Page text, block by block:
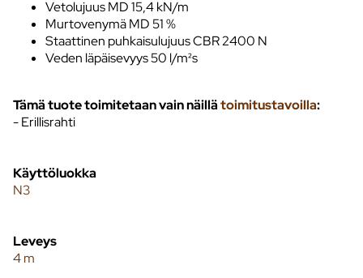
Vetolujuus MD 15,4 kN/m
Murtovenymä MD 51 %
Staattinen puhkaisulujuus CBR 2400 N
Veden läpäisevyys 50 l/m²s
Tämä tuote toimitetaan vain näillätoimitustavoilla:
- Erillisrahti
Käyttöluokka
N3
Leveys
4 m